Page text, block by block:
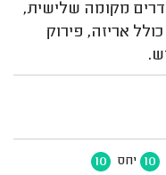
דירה בת 2.5 חדרים מקומה שלישית,
אריזה, פירוק
10 יחס 10